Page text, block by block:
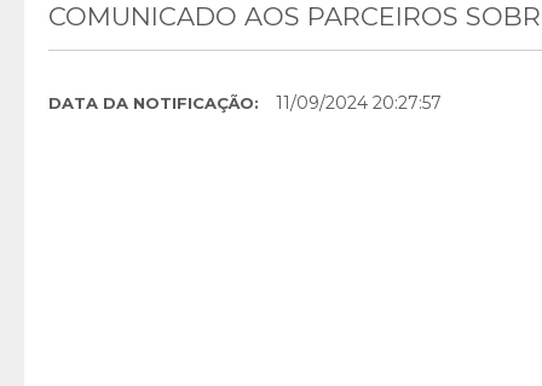
COMUNICADO AOS PARCEIROS
DATA DA NOTIFICAÇÃO: 11/09/2024 20:27:57